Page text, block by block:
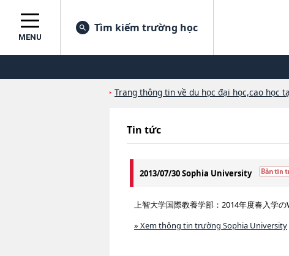
MENU
Tìm kiếm trường học
Trang thông tin về du học đại học,cao học
Tin tức
2013/07/30 Sophia University
上智大学国際教養学部：2014年度春入学の
» Xem thông tin trường Sophia University